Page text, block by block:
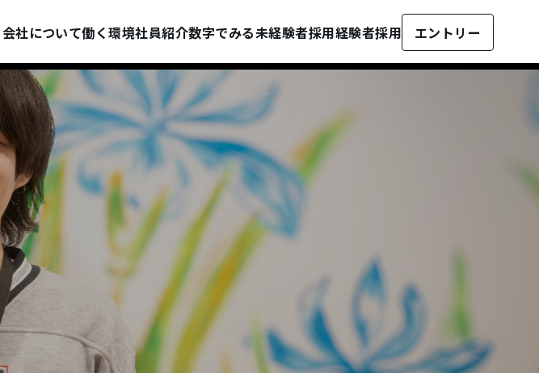
会社について働く環境社員紹介数字でみる未経験者採用経験者採用 エントリー